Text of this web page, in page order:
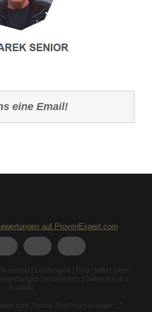
eine Email!
auf ProvenExpert.com
| Leistungen | FAQ | Wiki | Über
| Impressum | Datenschutz |
Kontakt
zum Thema “Dachsanierungen...” .